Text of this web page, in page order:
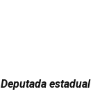
Deputada